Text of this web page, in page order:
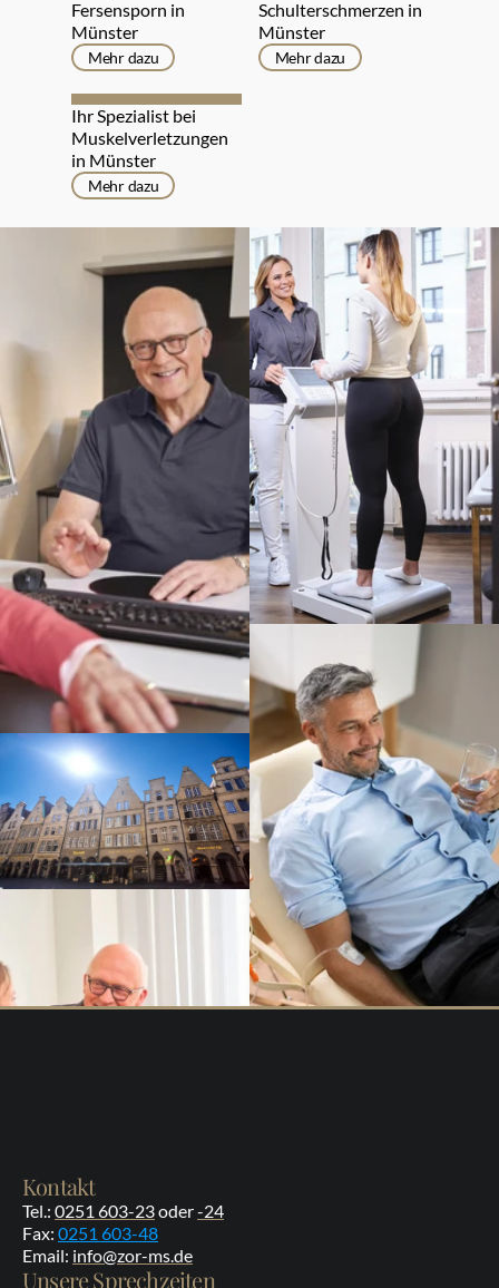
Fersensporn in
Münster
Mehr dazu
Schulterschmerzen in
Münster
Mehr dazu
Ihr Spezialist bei
Muskelverletzungen
in Münster
Mehr dazu
Kontakt
Tel.: 0251 603-23 oder -24
Fax: 0251 603-48
Email: info@zor-ms.de
Unsere Sprechzeiten